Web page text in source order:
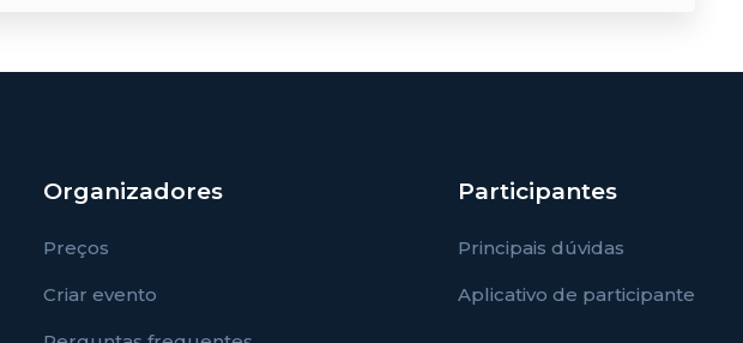
Organizadores
Preços
Criar evento
Participantes
Principais dúvidas
Aplicativo de participante